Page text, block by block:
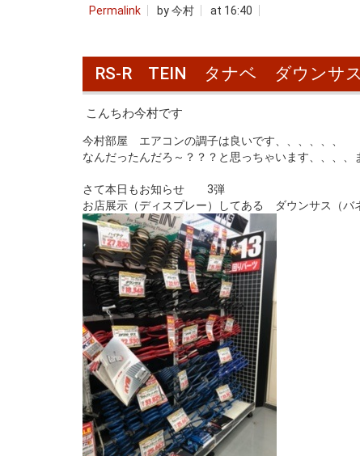
Permalink by 今村 at 16:40
RS-R TEIN タナベ ダウンサ
こんちわ今村です
今村部屋 エアコンの調子は良いです、、、、、、
なんだったんだろ～？？？と思っちゃいます、、、、
さて本日もお知らせ 3弾
お店展示（ディスプレー）してある ダウンサス（バ